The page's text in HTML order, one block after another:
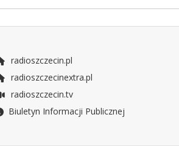
radioszczecin.pl
radioszczecinextra.pl
radioszczecin.tv
Biuletyn Informacji Publicznej